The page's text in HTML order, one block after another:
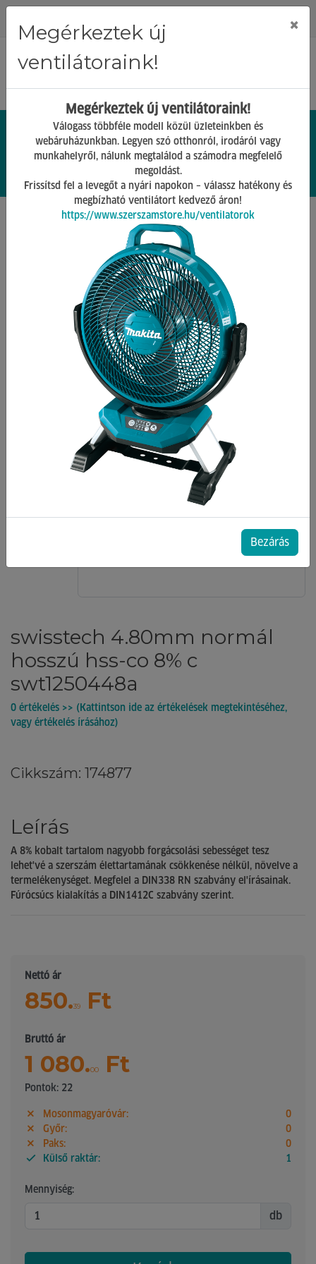
0 0.
Gépek tartozékai
Fémfúrók
swisstech 4.80mm normál hosszú hss-co 8% c
swisstech 4.80mm normál
hosszú hss-co 8% c
swt1250448a
0 értékelés >> (Kattintson ide az értékelések megtekintéséhez,
vagy értékelés írásához)
Cikkszám: 174877
Leírás
A 8% kobalt tartalom nagyobb forgácsolási sebességet tesz
lehet'vé a szerszám élettartamának csökkenése nélkül, növelve a
termelékenységet. Megfelel a DIN338 RN szabvány el'írásainak.
Fúrócsúcs kialakítás a DIN1412C szabvány szerint.
Nettó ár
850.39 Ft
Bruttó ár
1 080.00 Ft
Pontok: 22
Mosonmagyaróvár:
0
Győr:
0
Paks:
0
Külső raktár:
1
Mennyiség:
db
Megérkeztek új
ventilátoraink!
×
Megérkeztek új ventilátoraink!
Válogass többféle modell közül üzleteinkben és
webáruházunkban. Legyen szó otthonról, irodáról vagy
munkahelyről, nálunk megtalálod a számodra megfelelő
megoldást.
Frissítsd fel a levegőt a nyári napokon – válassz hatékony és
megbízható ventilátort kedvező áron!
https://www.szerszamstore.hu/ventilatorok
Bezárás